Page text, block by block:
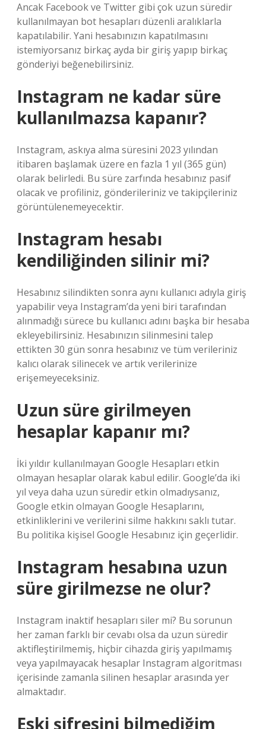
Ancak Facebook ve Twitter gibi çok uzun süredir
kullanılmayan bot hesapları düzenli aralıklarla
kapatılabilir. Yani hesabınızın kapatılmasını
istemiyorsanız birkaç ayda bir giriş yapıp birkaç
gönderiyi beğenebilirsiniz.
Instagram ne kadar süre
kullanılmazsa kapanır?
Instagram, askıya alma süresini 2023 yılından
itibaren başlamak üzere en fazla 1 yıl (365 gün)
olarak belirledi. Bu süre zarfında hesabınız pasif
olacak ve profiliniz, gönderileriniz ve takipçileriniz
görüntülenemeyecektir.
Instagram hesabı
kendiliğinden silinir mi?
Hesabınız silindikten sonra aynı kullanıcı adıyla giriş
yapabilir veya Instagram’da yeni biri tarafından
alınmadığı sürece bu kullanıcı adını başka bir hesaba
ekleyebilirsiniz. Hesabınızın silinmesini talep
ettikten 30 gün sonra hesabınız ve tüm verileriniz
kalıcı olarak silinecek ve artık verilerinize
erişemeyeceksiniz.
Uzun süre girilmeyen
hesaplar kapanır mı?
İki yıldır kullanılmayan Google Hesapları etkin
olmayan hesaplar olarak kabul edilir. Google’da iki
yıl veya daha uzun süredir etkin olmadıysanız,
Google etkin olmayan Google Hesaplarını,
etkinliklerini ve verilerini silme hakkını saklı tutar.
Bu politika kişisel Google Hesabınız için geçerlidir.
Instagram hesabına uzun
süre girilmezse ne olur?
Instagram inaktif hesapları siler mi? Bu sorunun
her zaman farklı bir cevabı olsa da uzun süredir
aktifleştirilmemiş, hiçbir cihazda giriş yapılmamış
veya yapılmayacak hesaplar Instagram algoritması
içerisinde zamanla silinen hesaplar arasında yer
almaktadır.
Eski şifresini bilmediğim